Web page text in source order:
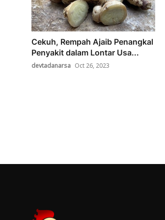
Cekuh, Rempah Ajaib Penangkal
Penyakit dalam Lontar Usa...
devtadanarsa Oct 26, 2023